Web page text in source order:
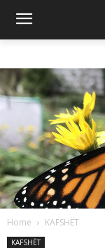
Home KAFSHËT
KAFSHËT